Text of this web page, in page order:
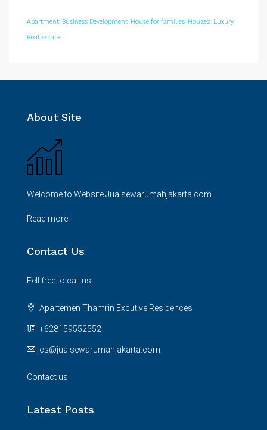
Apartment Business Development House for families Houzez Luxury
Real Estate
About Site
Welcome to Website Jualsewarumahjakarta.com
Read more
Contact Us
Fell free to call us
Apartemen Thamrin Excutive Residences
+628159552552
cs@jualsewarumahjakarta.com
Contact us
Latest Posts